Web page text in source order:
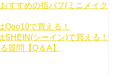
すすめの指パフ(ミニメイク
Qoo10で買える！
SHEIN(シーイン)で買える！
質問【Q＆A】